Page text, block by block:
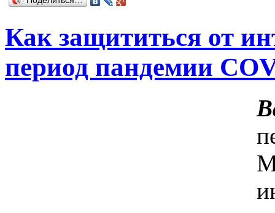
Как защититься от
период пандемии